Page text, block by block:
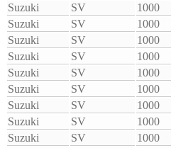
Suzuki
SV 1000
Suzuki
SV 1000
Suzuki
SV 1000
Suzuki
SV 1000
Suzuki
SV 1000
Suzuki
SV 1000
Suzuki
SV 1000
Suzuki
SV 1000
Suzuki
SV 1000